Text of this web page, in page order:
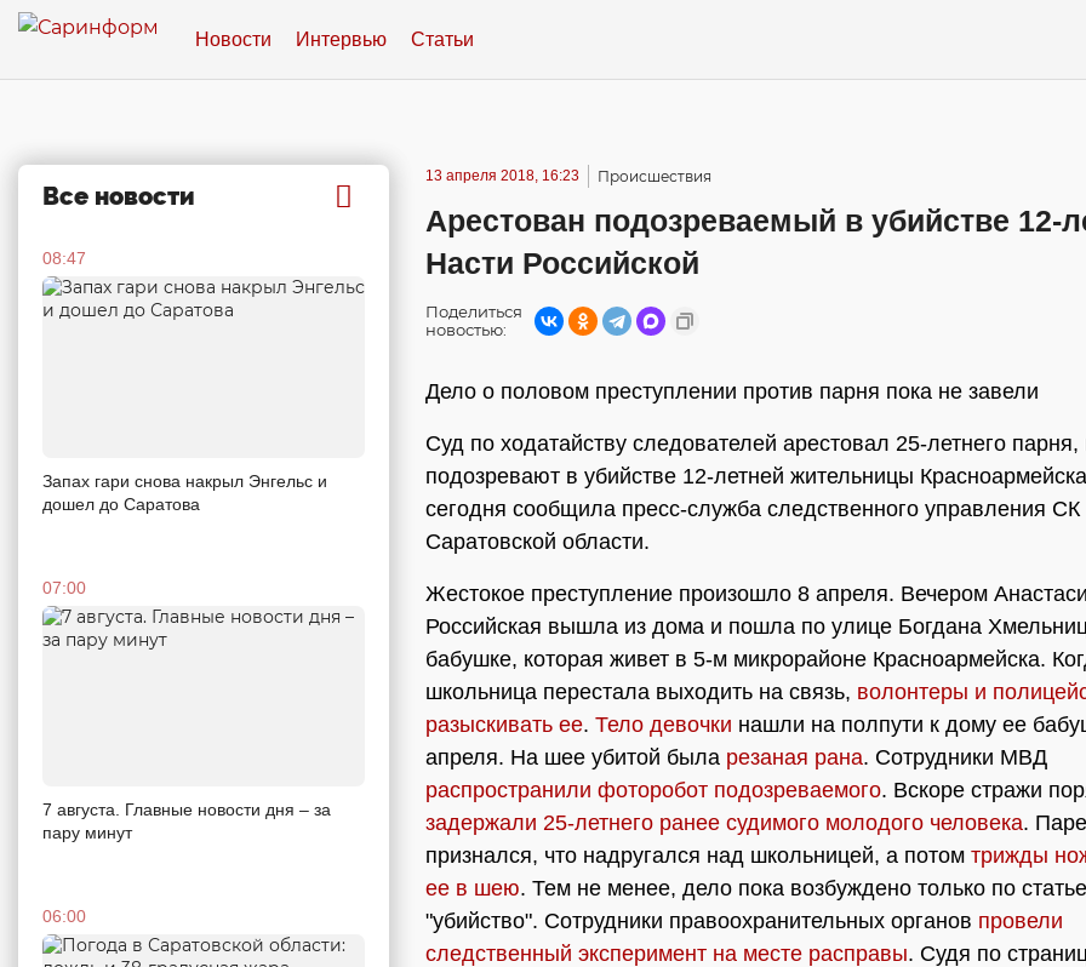
Новости Интервью Статьи
Все новости
08:47
Запах гари снова накрыл Энгельс и
дошел до Саратова
07:00
7 августа. Главные новости дня – за
пару минут
06:00
13 апреля 2018, 16:23 Происшествия
Арестован подозреваемый в убийстве 12-
Насти Российской
Поделиться
новостью:
Дело о половом преступлении против парня пока не завели
Суд по ходатайству следователей арестовал 25-летнего парня,
подозревают в убийстве 12-летней жительницы
сегодня сообщила пресс-служба следственного управления
Саратовской области.
Жестокое преступление произошло 8 апреля. Вечером
Российская вышла из дома и пошла по улице Богдана
бабушке, которая живет в 5-м микрорайоне Красноармейска.
школьница перестала выходить на связь, волонтеры и
разыскивать ее. Тело девочки нашли на полпути к дому ее
апреля. На шее убитой была резаная рана. Сотрудники МВД
распространили фоторобот подозреваемого. Вскоре стражи
задержали 25-летнего ранее судимого молодого человека.
признался, что надругался над школьницей, а потом трижды
ее в шею. Тем не менее, дело пока возбуждено только по статье
"убийство". Сотрудники правоохранительных органов провели
следственный эксперимент на месте расправы. Судя по